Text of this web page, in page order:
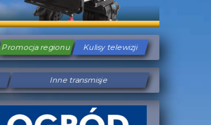
Promocja regionu Kulisy telewizji
Inne transmisje